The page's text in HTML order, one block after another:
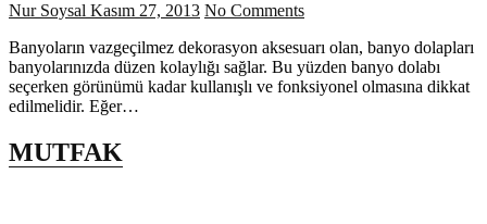
Nur Soysal Kasım 27, 2013 No Comments
Banyoların vazgeçilmez dekorasyon aksesuarı olan, banyo dolapları
banyolarınızda düzen kolaylığı sağlar. Bu yüzden banyo dolabı
seçerken görünümü kadar kullanışlı ve fonksiyonel olmasına dikkat
edilmelidir. Eğer…
MUTFAK